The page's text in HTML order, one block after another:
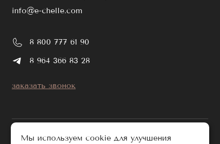
info@e-chelle.com
8 800 777 61 90
8 964 366 83 28
заказать звонок
Мы используем cookie для улучшения